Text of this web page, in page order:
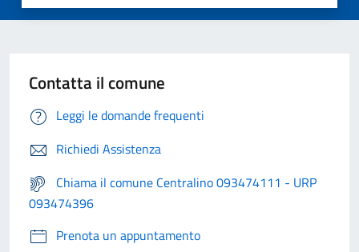
Contatta il comune
Leggi le domande frequenti
Richiedi Assistenza
Chiama il comune Centralino 093474111 - URP
093474396
Prenota un appuntamento